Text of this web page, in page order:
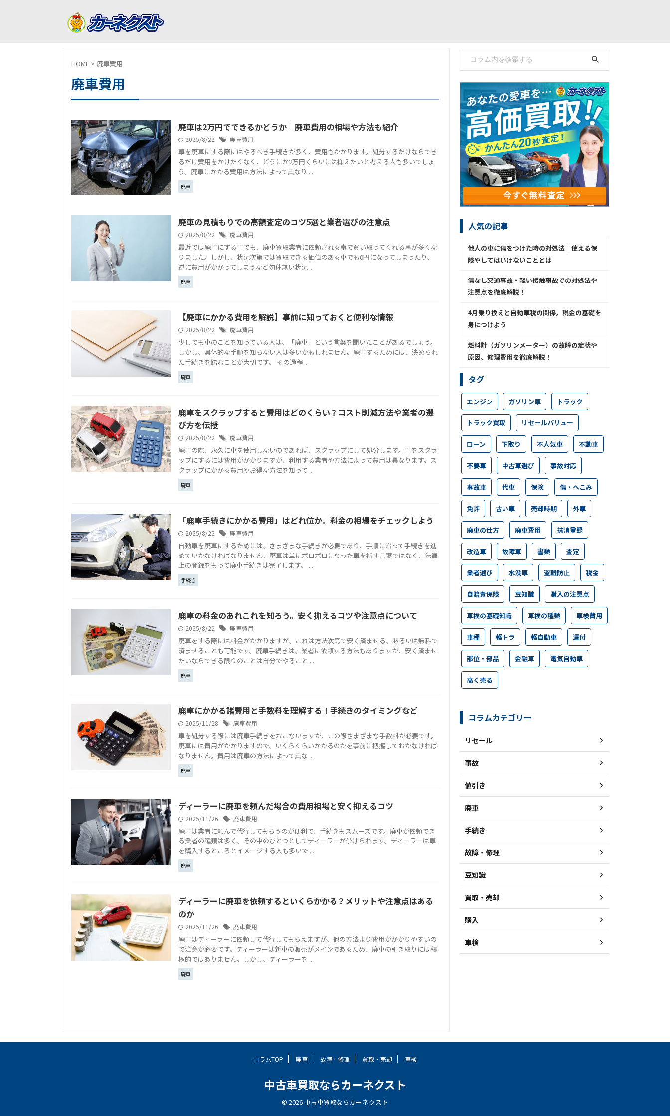
HOME > 廃車費用
廃車費用
廃車は2万円でできるかどうか｜廃車費用の相場や方法も紹介
2025/8/22 廃車費用
車を廃車にする際にはやるべき手続きが多く、費用もかかります。処分するだけならでき
るだけ費用をかけたくなく、どうにか2万円くらいには抑えたいと考える人も多いでしょ
う。廃車にかかる費用は方法によって異なり ...
廃車
廃車の見積もりでの高額査定のコツ5選と業者選びの注意点
2025/8/22 廃車費用
最近では廃車にする車でも、廃車買取業者に依頼される事で買い取ってくれる事が多くな
りました。しかし、状況次第では買取できる価値のある車でも0円になってしまったり、
逆に費用がかかってしまうなど勿体無い状況 ...
廃車
【廃車にかかる費用を解説】事前に知っておくと便利な情報
2025/8/22 廃車費用
少しでも車のことを知っている人は、「廃車」という言葉を聞いたことがあるでしょう。
しかし、具体的な手順を知らない人は多いかもしれません。廃車するためには、決められ
た手続きを踏むことが大切です。 その過程 ...
廃車
廃車をスクラップすると費用はどのくらい？コスト削減方法や業者の選
び方を伝授
2025/8/22 廃車費用
廃車の際、永久に車を使用しないのであれば、スクラップにして処分します。車をスクラ
ップにするには費用がかかりますが、利用する業者や方法によって費用は異なります。ス
クラップにかかる費用やお得な方法を知って ...
廃車
「廃車手続きにかかる費用」はどれ位か。料金の相場をチェックしよう
2025/8/22 廃車費用
自動車を廃車にするためには、さまざまな手続きが必要であり、手順に沿って手続きを進
めていかなければなりません。廃車は単にボロボロになった車を指す言葉ではなく、法律
上の登録をもって廃車手続きは完了します。 ...
手続き
廃車の料金のあれこれを知ろう。安く抑えるコツや注意点について
2025/8/22 廃車費用
廃車をする際には料金がかかりますが、これは方法次第で安く済ませる、あるいは無料で
済ませることも可能です。廃車手続きは、業者に依頼する方法もありますが、安く済ませ
たいならできる限りのことは自分でやること ...
廃車
廃車にかかる諸費用と手数料を理解する！手続きのタイミングなど
2025/11/28 廃車費用
車を処分する際には廃車手続きをおこないますが、この際さまざまな手数料が必要です。
廃車には費用がかかりますので、いくらくらいかかるのかを事前に把握しておかなければ
なりません。費用は廃車の方法によって異な ...
廃車
ディーラーに廃車を頼んだ場合の費用相場と安く抑えるコツ
2025/11/26 廃車費用
廃車は業者に頼んで代行してもらうのが便利で、手続きもスムーズです。廃車が依頼でき
る業者の種類は多く、その中のひとつとしてディーラーが挙げられます。ディーラーは車
を購入するところとイメージする人も多いで ...
廃車
ディーラーに廃車を依頼するといくらかかる？メリットや注意点はある
のか
2025/11/26 廃車費用
廃車はディーラーに依頼して代行してもらえますが、他の方法より費用がかかりやすいの
で注意が必要です。ディーラーは新車の販売がメインであるため、廃車の引き取りには積
極的ではありません。しかし、ディーラーを ...
廃車
人気の記事
他人の車に傷をつけた時の対処法│使える保
険やしてはいけないこととは
傷なし交通事故・軽い接触事故での対処法や
注意点を徹底解説！
4月乗り換えと自動車税の関係。税金の基礎を
身につけよう
燃料計（ガソリンメーター）の故障の症状や
原因、修理費用を徹底解説！
タグ
エンジン ガソリン車 トラック
トラック買取 リセールバリュー
ローン 下取り 不人気車 不動車
不要車 中古車選び 事故対応
事故車 代車 保険 傷・へこみ
免許 古い車 売却時期 外車
廃車の仕方 廃車費用 抹消登録
改造車 故障車 書類 査定
業者選び 水没車 盗難防止 税金
自賠責保険 豆知識 購入の注意点
車検の基礎知識 車検の種類 車検費用
車種 軽トラ 軽自動車 還付
部位・部品 金融車 電気自動車
高く売る
コラムカテゴリー
リセール
事故
値引き
廃車
手続き
故障・修理
豆知識
買取・売却
購入
車検
コラムTOP 廃車 故障・修理 買取・売却 車検
中古車買取ならカーネクスト
© 2026 中古車買取ならカーネクスト